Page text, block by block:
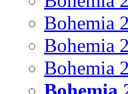
Bohemia
Bohemia
Bohemia